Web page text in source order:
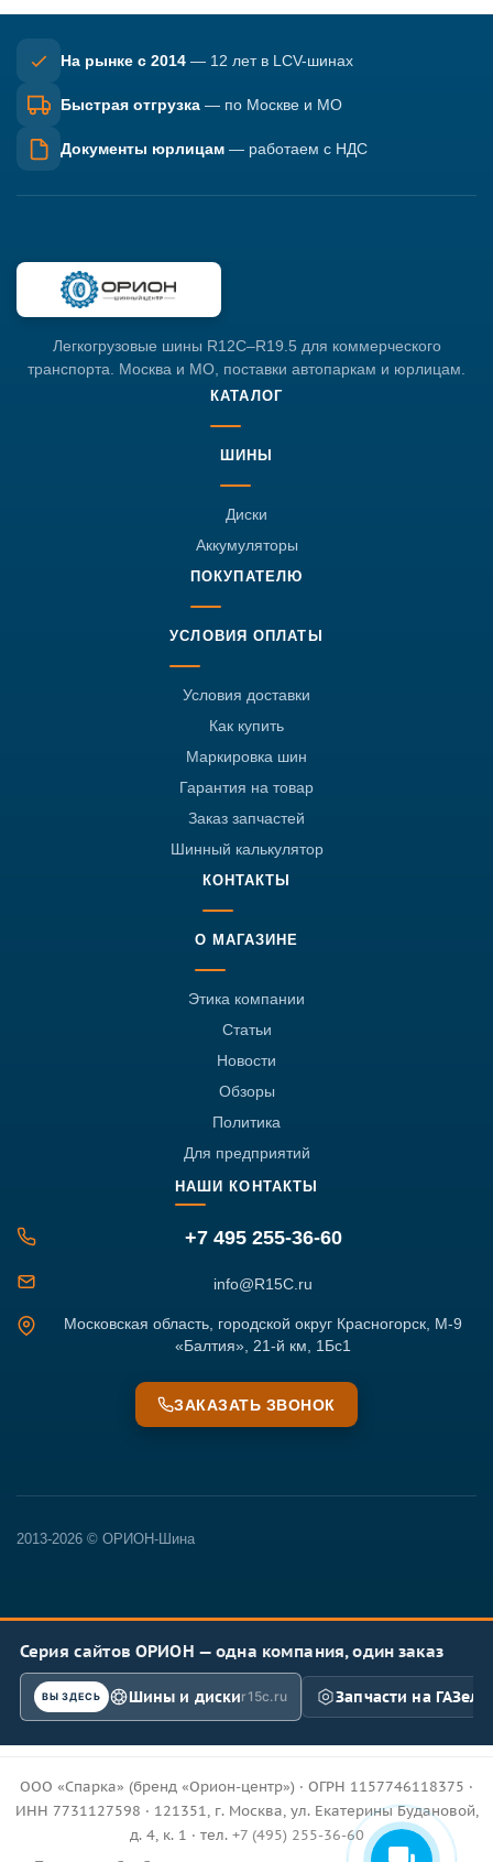
На рынке с 2014 — 12 лет в LCV-шинах
Быстрая отгрузка — по Москве и МО
Документы юрлицам — работаем с НДС
Легкогрузовые шины R12C–R19.5 для коммерческого
транспорта. Москва и МО, поставки автопаркам и юрлицам.
КАТАЛОГ
ШИНЫ
Диски
Аккумуляторы
ПОКУПАТЕЛЮ
УСЛОВИЯ ОПЛАТЫ
Условия доставки
Как купить
Маркировка шин
Гарантия на товар
Заказ запчастей
Шинный калькулятор
КОНТАКТЫ
О МАГАЗИНЕ
Этика компании
Статьи
Новости
Обзоры
Политика
Для предприятий
НАШИ КОНТАКТЫ
+7 495 255-36-60
info@R15C.ru
Московская область, городской округ Красногорск, М-9
«Балтия», 21-й км, 1Бс1
ЗАКАЗАТЬ ЗВОНОК
2013-2026 © ОРИОН-Шина
Серия сайтов ОРИОН — одна компания, один заказ
ВЫ ЗДЕСЬ Шины и дискиr15c.ru Запчасти на ГАЗель
ООО «Спарка» (бренд «Орион-центр») · ОГРН 1157746118375 ·
ИНН 7731127598 · 121351, г. Москва, ул. Екатерины Будановой,
д. 4, к. 1 · тел. +7 (495) 255-36-60